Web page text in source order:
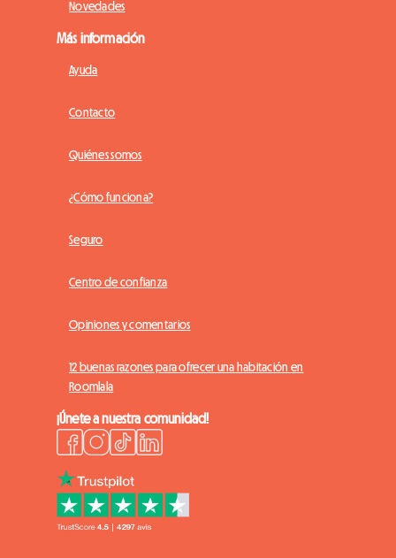
Novedades
Más información
Ayuda
Contacto
Quiénes somos
¿Cómo funciona?
Seguro
Centro de confianza
Opiniones y comentarios
12 buenas razones para ofrecer una habitación en
Roomlala
¡Únete a nuestra comunidad!